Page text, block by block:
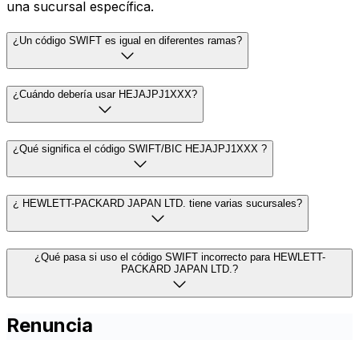
una sucursal específica.
¿Un código SWIFT es igual en diferentes ramas?
¿Cuándo debería usar HEJAJPJ1XXX?
¿Qué significa el código SWIFT/BIC HEJAJPJ1XXX ?
¿ HEWLETT-PACKARD JAPAN LTD. tiene varias sucursales?
¿Qué pasa si uso el código SWIFT incorrecto para HEWLETT-
PACKARD JAPAN LTD.?
Renuncia